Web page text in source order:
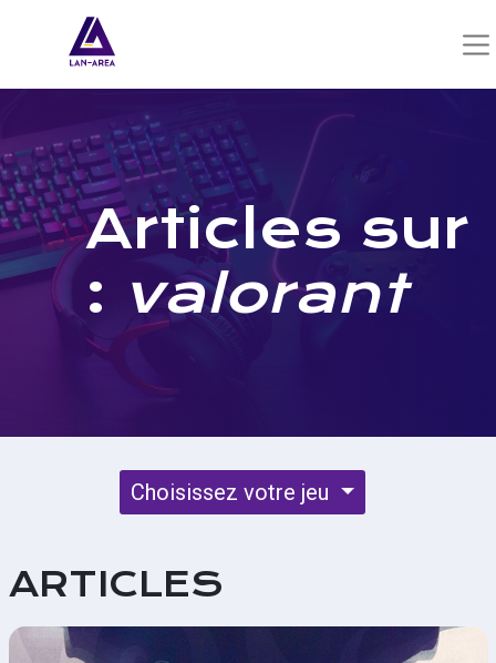
Articles sur
: valorant
Choisissez votre jeu
ARTICLES